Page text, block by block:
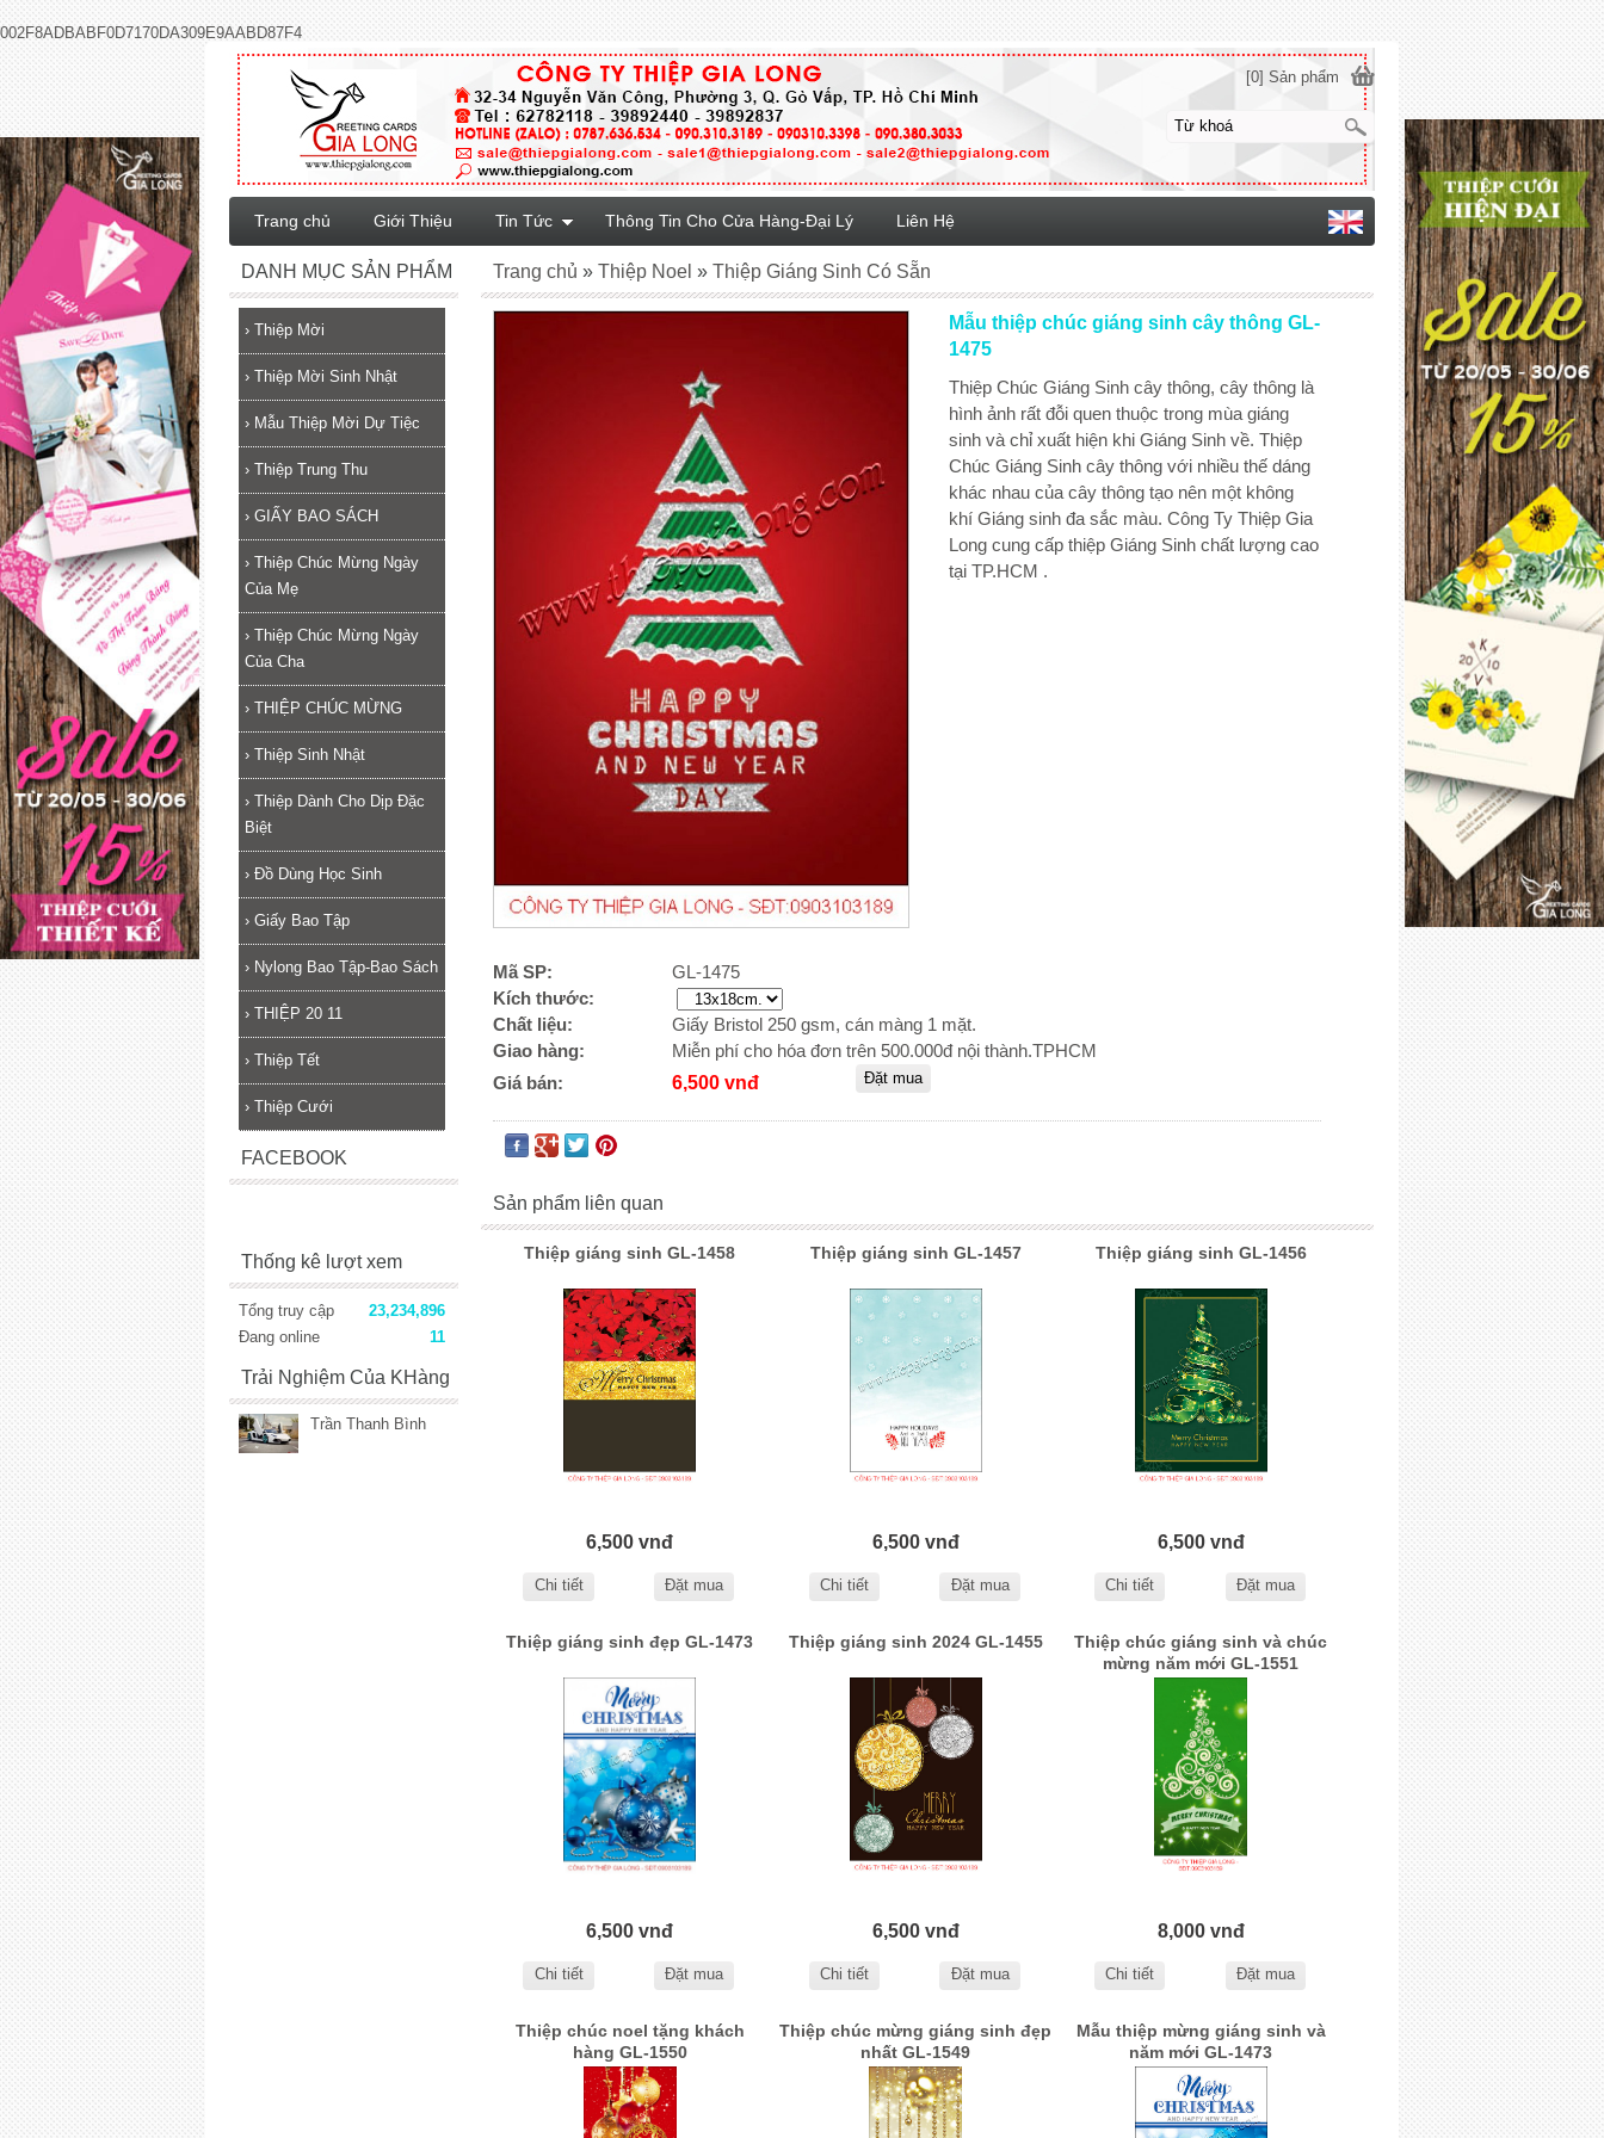
002F8ADBABF0D7170DA309E9AABD87F4
Mẫu thiệp chúc giáng sinh cây thông GL-
1475
Thiệp Chúc Giáng Sinh cây thông, cây thông là
hình ảnh rất đỗi quen thuộc trong mùa giáng
sinh và chỉ xuất hiện khi Giáng Sinh về. Thiệp
Chúc Giáng Sinh cây thông với nhiều thế dáng
khác nhau của cây thông tạo nên một không
khí Giáng sinh đa sắc màu. Công Ty Thiệp Gia
Long cung cấp thiệp Giáng Sinh chất lượng cao
tại TP.HCM .
Mã SP:
GL-1475
Kích thước:
Chất liệu:
Giấy Bristol 250 gsm, cán màng 1 mặt.
Giao hàng:
Miễn phí cho hóa đơn trên 500.000đ nội thành.TPHCM
Giá bán:
6,500 vnđ
Sản phẩm liên quan
Thiệp giáng sinh GL-1458
6,500 vnđ
Chi tiết Đặt mua
Thiệp giáng sinh GL-1457
6,500 vnđ
Chi tiết Đặt mua
Thiệp giáng sinh GL-1456
6,500 vnđ
Chi tiết Đặt mua
Thiệp giáng sinh đẹp GL-1473
6,500 vnđ
Chi tiết Đặt mua
Thiệp giáng sinh 2024 GL-1455
6,500 vnđ
Chi tiết Đặt mua
Thiệp chúc giáng sinh và chúc
mừng năm mới GL-1551
8,000 vnđ
Chi tiết Đặt mua
Thiệp chúc noel tặng khách
hàng GL-1550
Thiệp chúc mừng giáng sinh đẹp
nhất GL-1549
Mẫu thiệp mừng giáng sinh và
năm mới GL-1473
Trang chủ »Thiệp Noel »Thiệp Giáng Sinh Có Sẵn
DANH MỤC SẢN PHẨM
› Thiệp Mời
› Thiệp Mời Sinh Nhật
› Mẫu Thiệp Mời Dự Tiệc
› Thiệp Trung Thu
› GIẤY BAO SÁCH
› Thiệp Chúc Mừng Ngày
Của Mẹ
› Thiệp Chúc Mừng Ngày
Của Cha
› THIỆP CHÚC MỪNG
› Thiệp Sinh Nhật
› Thiệp Dành Cho Dịp Đặc
Biệt
› Đồ Dùng Học Sinh
› Giấy Bao Tập
› Nylong Bao Tập-Bao Sách
› THIỆP 20 11
› Thiệp Tết
› Thiệp Cưới
FACEBOOK
Thống kê lượt xem
Tổng truy cập
23,234,896
Đang online
11
Trải Nghiệm Của KHàng
Trần Thanh Bình
[0] Sản phẩm
Trang chủ Giới Thiệu Tin Tức Thông Tin Cho Cửa Hàng-Đại Lý Liên Hệ